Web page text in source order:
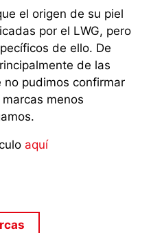
el origen de su piel
por el LWG, pero
de ello. De
de las
no pudimos confirmar
menos
aquí